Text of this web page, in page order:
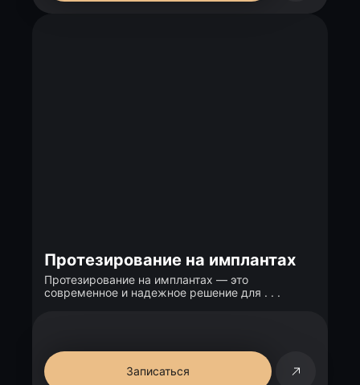
Протезирование на имплантах
Протезирование на имплантах — это
современное и надежное решение для . . .
Записаться